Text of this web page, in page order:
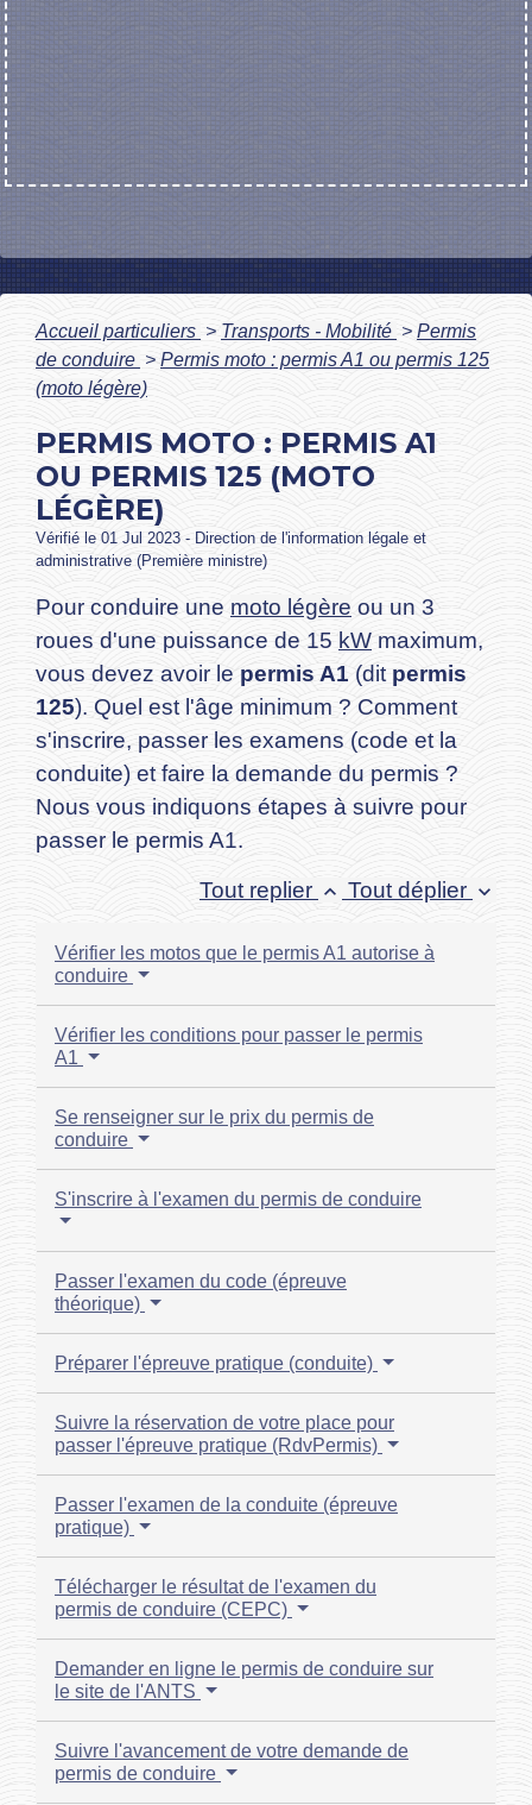
Accueil particuliers > Transports - Mobilité > Permis
de conduire > Permis moto : permis A1 ou permis 125
(moto légère)
PERMIS MOTO : PERMIS A1
OU PERMIS 125 (MOTO
LÉGÈRE)
Vérifié le 01 Jul 2023 - Direction de l'information légale et
administrative (Première ministre)
Pour conduire une moto légère ou un 3
roues d'une puissance de 15 kW maximum,
vous devez avoir le permis A1 (dit permis
125). Quel est l'âge minimum ? Comment
s'inscrire, passer les examens (code et la
conduite) et faire la demande du permis ?
Nous vous indiquons étapes à suivre pour
passer le permis A1.
Tout replier keyboard_arrow_up Tout déplier keyboard_arrow_down
Vérifier les motos que le permis A1 autorise à
conduire
Vérifier les conditions pour passer le permis
A1
Se renseigner sur le prix du permis de
conduire
S'inscrire à l'examen du permis de conduire
Passer l'examen du code (épreuve
théorique)
Préparer l'épreuve pratique (conduite)
Suivre la réservation de votre place pour
passer l'épreuve pratique (RdvPermis)
Passer l'examen de la conduite (épreuve
pratique)
Télécharger le résultat de l'examen du
permis de conduire (CEPC)
Demander en ligne le permis de conduire sur
le site de l'ANTS
Suivre l'avancement de votre demande de
permis de conduire